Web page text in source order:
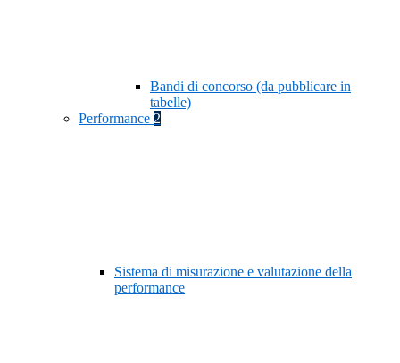
Bandi di concorso (da pubblicare in
tabelle)
Performance 2
Sistema di misurazione e valutazione della
performance